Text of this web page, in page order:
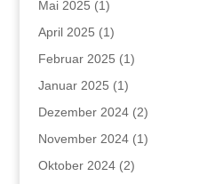
Mai 2025 (1)
April 2025 (1)
Februar 2025 (1)
Januar 2025 (1)
Dezember 2024(2)
November 2024(1)
Oktober 2024(2)